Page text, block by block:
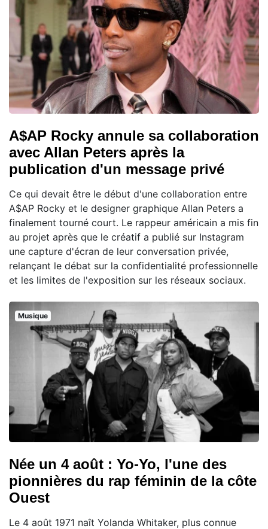
A$AP Rocky annule sa collaboration
avec Allan Peters après la
publication d'un message privé
Ce qui devait être le début d'une collaboration entre
A$AP Rocky et le designer graphique Allan Peters a
finalement tourné court. Le rappeur américain a mis fin
au projet après que le créatif a publié sur Instagram
une capture d'écran de leur conversation privée,
relançant le débat sur la confidentialité professionnelle
et les limites de l'exposition sur les réseaux sociaux.
Musique
Née un 4 août : Yo-Yo, l'une des
pionnières du rap féminin de la côte
Ouest
Le 4 août 1971 naît Yolanda Whitaker, plus connue